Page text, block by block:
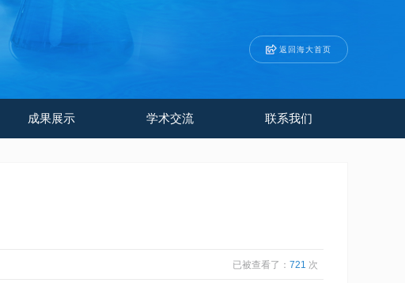
返回海大首页
成果展示 学术交流 联系我们
已被查看了： 721 次